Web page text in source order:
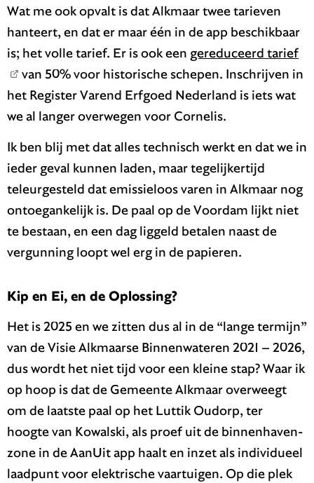
Wat me ook opvalt is dat Alkmaar twee tarieven
hanteert, en dat er maar één in de app beschikbaar
is; het volle tarief. Er is ook een gereduceerd tarief
van 50% voor historische schepen. Inschrijven in
het Register Varend Erfgoed Nederland is iets wat
we al langer overwegen voor Cornelis.
Ik ben blij met dat alles technisch werkt en dat we in
ieder geval kunnen laden, maar tegelijkertijd
teleurgesteld dat emissieloos varen in Alkmaar nog
ontoegankelijk is. De paal op de Voordam lijkt niet
te bestaan, en een dag liggeld betalen naast de
vergunning loopt wel erg in de papieren.
Kip en Ei, en de Oplossing?
Het is 2025 en we zitten dus al in de “lange termijn”
van de Visie Alkmaarse Binnenwateren 2021 – 2026,
dus wordt het niet tijd voor een kleine stap? Waar ik
op hoop is dat de Gemeente Alkmaar overweegt
om de laatste paal op het Luttik Oudorp, ter
hoogte van Kowalski, als proef uit de binnenhaven-
zone in de AanUit app haalt en inzet als individueel
laadpunt voor elektrische vaartuigen. Op die plek